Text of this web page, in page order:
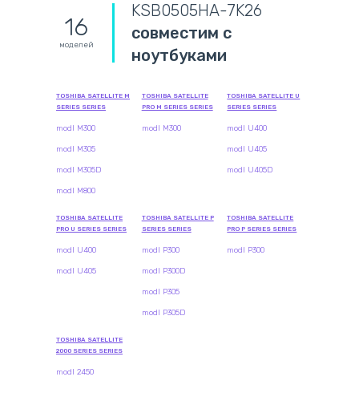
16
моделей
KSB0505HA-7K26
совместим с
ноутбуками
TOSHIBA SATELLITE M
SERIES SERIES
modl M300
modl M305
modl M305D
modl M800
TOSHIBA SATELLITE
PRO M SERIES SERIES
modl M300
TOSHIBA SATELLITE U
SERIES SERIES
modl U400
modl U405
modl U405D
TOSHIBA SATELLITE
PRO U SERIES SERIES
modl U400
modl U405
TOSHIBA SATELLITE P
SERIES SERIES
modl P300
modl P300D
modl P305
modl P305D
TOSHIBA SATELLITE
PRO P SERIES SERIES
modl P300
TOSHIBA SATELLITE
2000 SERIES SERIES
modl 2450